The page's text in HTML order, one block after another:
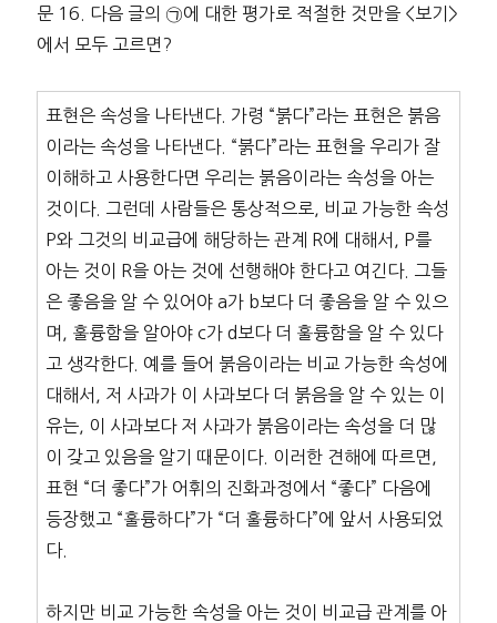
문 16. 다음 글의 ㉠에 대한 평가로 적절한 것만을 <보기>
에서 모두 고르면?
표현은 속성을 나타낸다. 가령 “붉다”라는 표현은 붉음
이라는 속성을 나타낸다. “붉다”라는 표현을 우리가 잘
이해하고 사용한다면 우리는 붉음이라는 속성을 아는
것이다. 그런데 사람들은 통상적으로, 비교 가능한 속성
P와 그것의 비교급에 해당하는 관계 R에 대해서, P를
아는 것이 R을 아는 것에 선행해야 한다고 여긴다. 그들
은 좋음을 알 수 있어야 a가 b보다 더 좋음을 알 수 있으
며, 훌륭함을 알아야 c가 d보다 더 훌륭함을 알 수 있다
고 생각한다. 예를 들어 붉음이라는 비교 가능한 속성에
대해서, 저 사과가 이 사과보다 더 붉음을 알 수 있는 이
유는, 이 사과보다 저 사과가 붉음이라는 속성을 더 많
이 갖고 있음을 알기 때문이다. 이러한 견해에 따르면,
표현 “더 좋다”가 어휘의 진화과정에서 “좋다” 다음에
등장했고 “훌륭하다”가 “더 훌륭하다”에 앞서 사용되었
다.
하지만 비교 가능한 속성을 아는 것이 비교급 관계를 아